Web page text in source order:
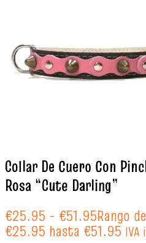
Collar De Cuero Con
Rosa “Cute Darling”
€25.95 - €51.95Rango
€25.95 hasta €51.95 IVA